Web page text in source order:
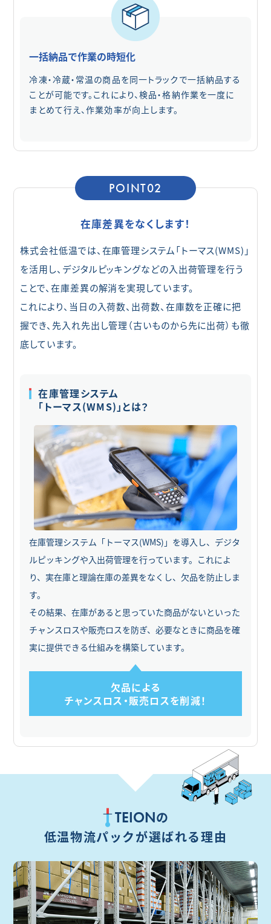
一括納品で作業の時短化
冷凍・冷蔵・常温の商品を同一トラックで一括納品する
ことが可能です。これにより、検品・格納作業を一度に
まとめて行え、作業効率が向上します。
POINT02
在庫差異をなくします！
株式会社低温では、在庫管理システム「トーマス(WMS)」
を活用し、デジタルピッキングなどの入出荷管理を行う
ことで、在庫差異の解消を実現しています。
これにより、当日の入荷数、出荷数、在庫数を正確に把
握でき、先入れ先出し管理（古いものから先に出荷）も徹
底しています。
在庫管理システム
「トーマス(WMS)」とは？
在庫管理システム「トーマス(WMS)」を導入し、デジタ
ルピッキングや入出荷管理を行っています。これによ
り、実在庫と理論在庫の差異をなくし、欠品を防止しま
す。
その結果、在庫があると思っていた商品がないといった
チャンスロスや販売ロスを防ぎ、必要なときに商品を確
実に提供できる仕組みを構築しています。
欠品による
チャンスロス・販売ロスを削減！
TEIONの
低温物流パックが選ばれる理由